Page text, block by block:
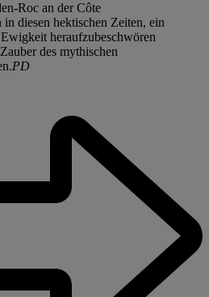
Roc an der Côte
diesen hektischen Zeiten, ein
heraufzubeschwören
des mythischen
PD